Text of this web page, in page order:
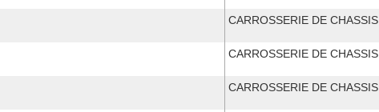
CARROSSERIE DE CHASSIS
CARROSSERIE DE CHASSIS
CARROSSERIE DE CHASSIS